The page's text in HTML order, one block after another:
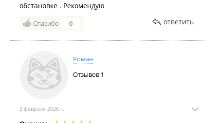
обстановке . Рекомендую
Спасибо 0 ответить
Роман
Отзывов 1
2 февраля 2026 г.